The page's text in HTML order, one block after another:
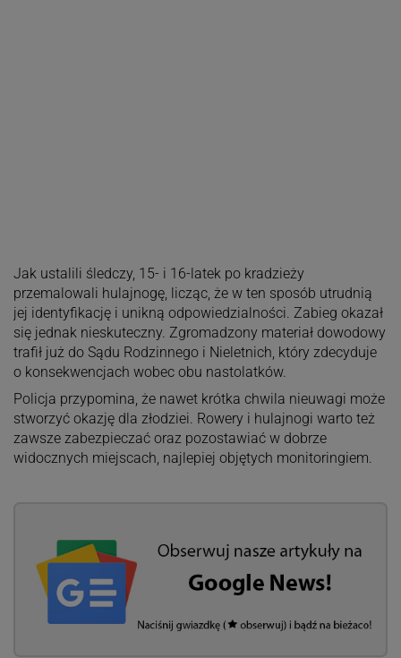
Jak ustalili śledczy, 15- i 16-latek po kradzieży
przemalowali hulajnogę, licząc, że w ten sposób utrudnią
jej identyfikację i unikną odpowiedzialności. Zabieg okazał
się jednak nieskuteczny. Zgromadzony materiał dowodowy
trafił już do Sądu Rodzinnego i Nieletnich, który zdecyduje
o konsekwencjach wobec obu nastolatków.
Policja przypomina, że nawet krótka chwila nieuwagi może
stworzyć okazję dla złodziei. Rowery i hulajnogi warto też
zawsze zabezpieczać oraz pozostawiać w dobrze
widocznych miejscach, najlepiej objętych monitoringiem.